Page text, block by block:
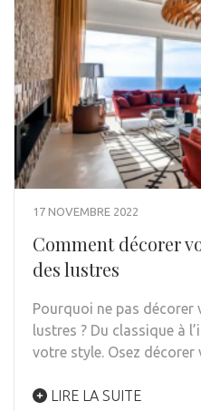
17 NOVEMBRE 2022
Comment décorer
des lustres
Pourquoi ne pas décorer
lustres ? Du classique à
votre style. Osez
LIRE LA SUITE